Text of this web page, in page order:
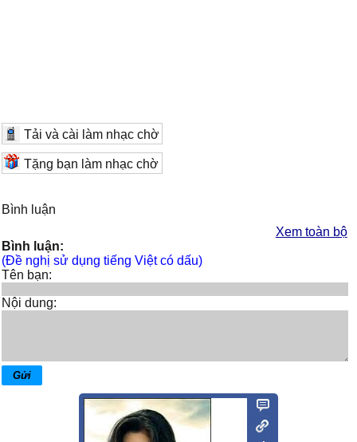
Tải và cài làm nhạc chờ
Tặng bạn làm nhạc chờ
Bình luận
Xem toàn bộ
Bình luận:
(Đề nghị sử dụng tiếng Việt có dấu)
Tên bạn:
Nội dung: